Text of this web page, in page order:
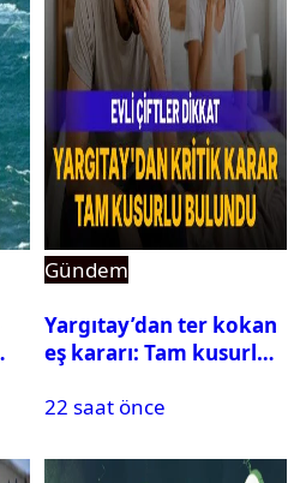
Gündem
Yargıtay’dan ter kokan
eş kararı: Tam kusurlu
22 saat önce